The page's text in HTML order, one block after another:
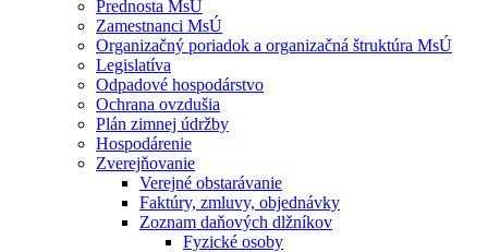
Prednosta MsÚ
Zamestnanci MsÚ
Organizačný poriadok a organizačná štruktúra MsÚ
Legislatíva
Odpadové hospodárstvo
Ochrana ovzdušia
Plán zimnej údržby
Hospodárenie
Zverejňovanie
Verejné obstarávanie
Faktúry, zmluvy, objednávky
Zoznam daňových dlžníkov
Fyzické osoby